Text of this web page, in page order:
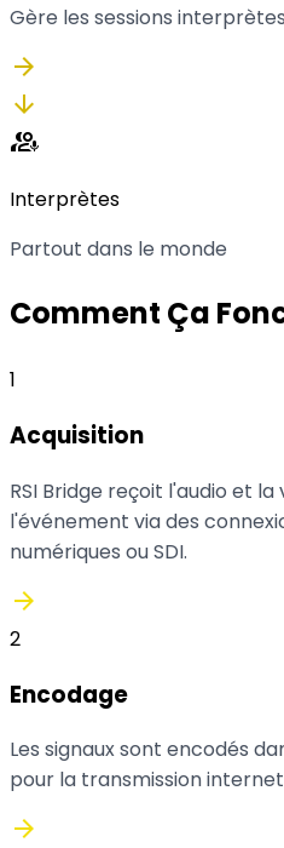
Gère les sessions interprètes
arrow_forward
arrow_downward
interpreter_mode
Interprètes
Partout dans le monde
Comment Ça
1
Acquisition
RSI Bridge reçoit l'audio et
l'événement via des
numériques ou SDI.
arrow_forward
2
Encodage
Les signaux sont encodés
pour la transmission
arrow_forward